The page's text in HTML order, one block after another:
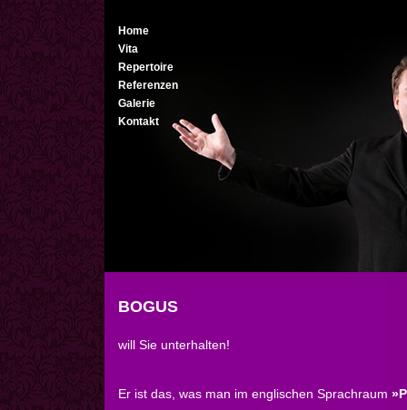
Home
Vita
Repertoire
Referenzen
Galerie
Kontakt
BOGUS
will Sie unterhalten!
Er ist das, was man im englischen Sprachraum